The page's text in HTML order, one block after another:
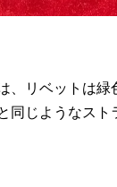
、リベットは緑
同じようなスト